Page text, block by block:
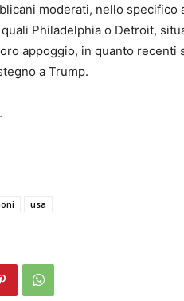
moderati, nello
Philadelphia o Detroit,
appoggio, in quanto recenti
a Trump.
usa